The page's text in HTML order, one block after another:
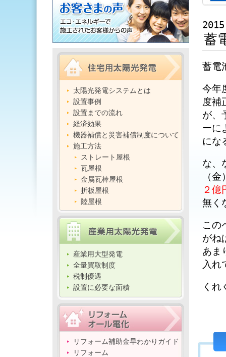
太陽光発電システムとは
設置事例
設置までの流れ
経済効果
機器補償と災害補償制度について
施工方法
ストレート屋根
瓦屋根
金属瓦棒屋根
折板屋根
陸屋根
産業用大型発電
全量買取制度
税制優遇
設置に必要な面積
リフォーム補助金早わかりガイド
リフォーム
蓄
蓄電
今年
度補
が、
ーに
にな
な、
（
２億
無く
この
がね
あま
入れ
くれ